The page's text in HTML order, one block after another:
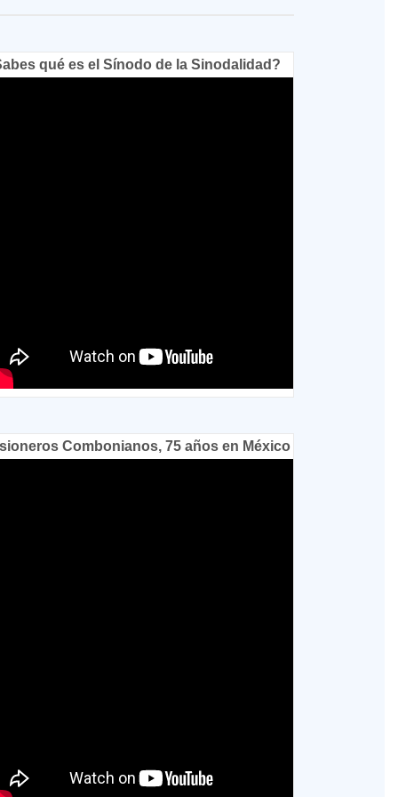
qué es el Sínodo de la Sinodalidad?
Combonianos, 75 años en México